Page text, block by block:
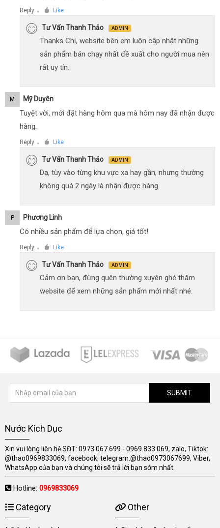
Reply ● Like
Tư Vấn Thanh Thảo ADMIN
Thanks Chị, website bên em luôn cập nhật những
sản phẩm bán chạy nhất đề xuất cho người mua nên
rất uy tín.
M Mỹ Duyên
Tuyệt vời, mới đặt hàng hôm qua mà hôm nay đã nhận được
hàng.
Reply ● Like
Tư Vấn Thanh Thảo ADMIN
Dạ, tùy vào từng khu vực xa hay gần, nhưng thường
không quá 2 ngày là nhận được hàng
P Phương Linh
Có nhiều sản phẩm để lựa chọn, giá tốt!
Reply ● Like
Tư Vấn Thanh Thảo ADMIN
Cảm ơn bạn, đừng quên thường xuyên ghé thăm
website để xem những sản phẩm mới nhất nhé.
SUBMIT
Nước Kích Dục
Xin vui lòng liên hệ SĐT: 0973.067.699 - 0969.833.069, zalo, Tiktok:
@thao0969833069, facebook, telegram:@thao0973067699, Viber,
WhatsApp của bạn và chúng tôi sẽ trả lời bạn sớm nhất.
Hotline: 0969833069
Category Other